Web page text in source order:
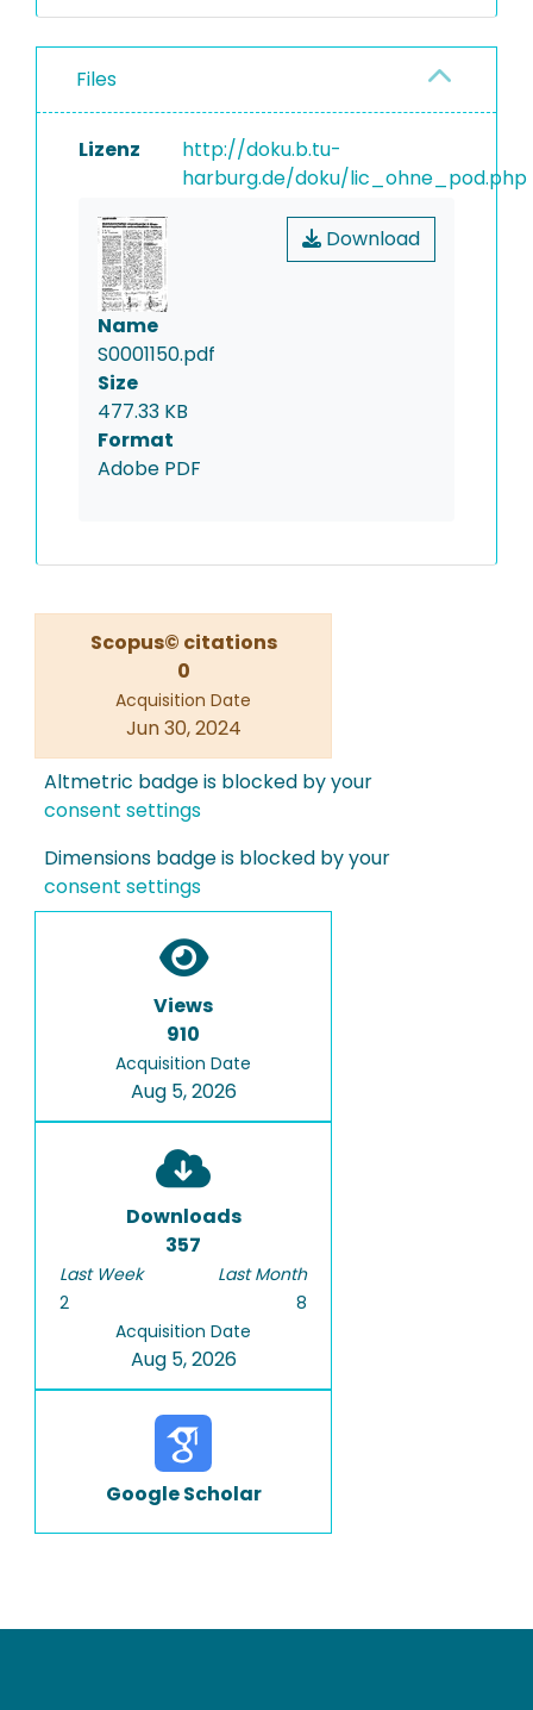
Files
Lizenz
http://doku.b.tu-
harburg.de/doku/lic_ohne_pod.php
Download
Name
S0001150.pdf
Size
477.33 KB
Format
Adobe PDF
Scopus© citations
0
Acquisition Date
Jun 30, 2024
Altmetric badge is blocked by your
consent settings
Dimensions badge is blocked by your
consent settings
Views
910
Acquisition Date
Aug 5, 2026
Downloads
357
Last Week
2
Last Month
8
Acquisition Date
Aug 5, 2026
Google Scholar